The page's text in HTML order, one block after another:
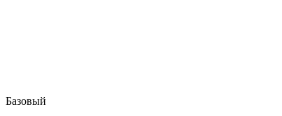
Базовый